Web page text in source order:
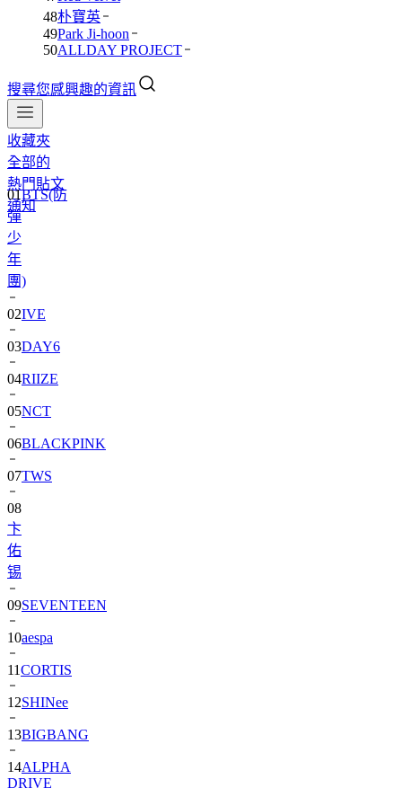
48朴寶英
49Park Ji-hoon
50ALLDAY PROJECT
搜尋您感興趣的資訊
收藏夾
全部的
熱門貼文
通知
01BTS(防
彈
少
年
團)
02IVE
03DAY6
04RIIZE
05NCT
06BLACKPINK
07TWS
08
卞
佑
锡
09SEVENTEEN
10aespa
11CORTIS
12SHINee
13BIGBANG
14ALPHA
DRIVE